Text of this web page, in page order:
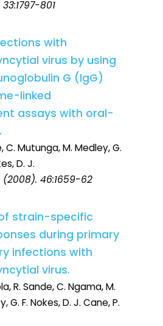
801
with
virus by using
G (IgG)
linked
assays with oral-
C. Mutunga, M. Medley, G.
D. J.
(2008). 46:1659-62
strain-specific
during primary
infections with
virus.
R. Sande, C. Ngama, M.
G. F. Nokes, D. J. Cane, P.